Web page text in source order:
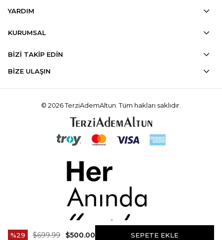
YARDIM
KURUMSAL
BİZİ TAKİP EDİN
BİZE ULAŞIN
© 2026 TerziAdemAltun. Tüm hakları saklıdır.
29 $699.99 $500.00